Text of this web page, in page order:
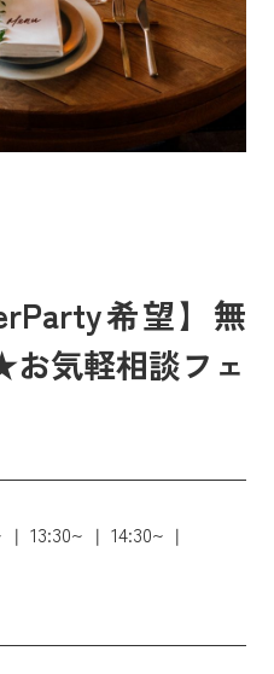
希望】無
気軽相談フェ
13:30~
14:30~